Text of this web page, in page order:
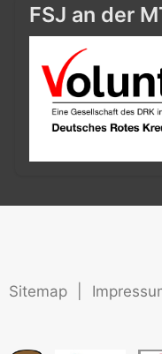
FSJ an der
Sitemap